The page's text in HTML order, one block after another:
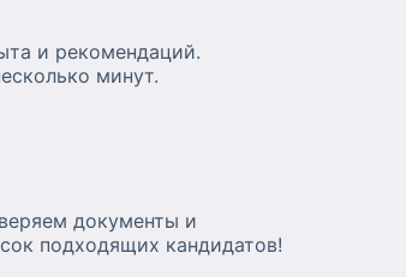
и рекомендаций.
минут.
документы и
подходящих кандидатов!